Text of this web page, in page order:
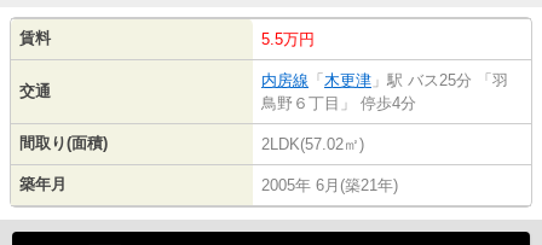
賃料 5.5万円
交通
内房線 「 木更津 」駅 バス25分 「羽
鳥野６丁目」 停歩4分
間取り(面積) 2LDK(57.02㎡)
築年月 2005年 6月(築21年)